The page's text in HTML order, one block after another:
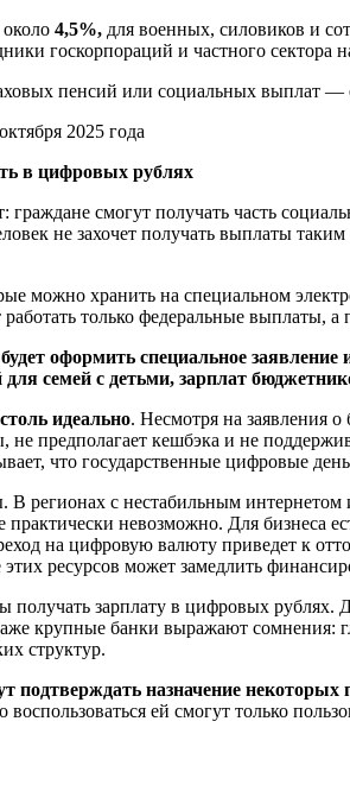
4,5%, для военных, силовиков и
госкорпораций и частного сектора
пенсий или социальных выплат
в цифровых рублях
граждане смогут получать часть
не захочет получать выплаты
можно хранить на специальном
только федеральные выплаты,
оформить специальное
для семей с детьми, зарплат
идеально. Несмотря на заявления о
не предполагает кешбэка и не
что государственные цифровые
регионах с нестабильным
невозможно. Для бизнеса
на цифровую валюту приведет к
ресурсов может замедлить
получать зарплату в цифровых
крупные банки выражают сомнения:
структур.
подтверждать назначение некоторых
ей смогут только